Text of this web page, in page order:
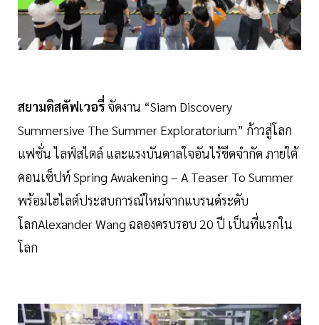
สยามดิสคัฟเวอรี่ จัดงาน “Siam Discovery
Summersive The Summer Exploratorium” ก้าวสู่โลก
แฟชั่น ไลฟ์สไตล์ และแรงบันดาลใจอันไร้ขีดจำกัด ภายใต้
คอนเซ็ปท์ Spring Awakening – A Teaser To Summer
พร้อมไฮไลต์ประสบการณ์ใหม่จากแบรนด์ระดับ
โลกAlexander Wang ฉลองครบรอบ 20 ปี เป็นที่แรกใน
โลก